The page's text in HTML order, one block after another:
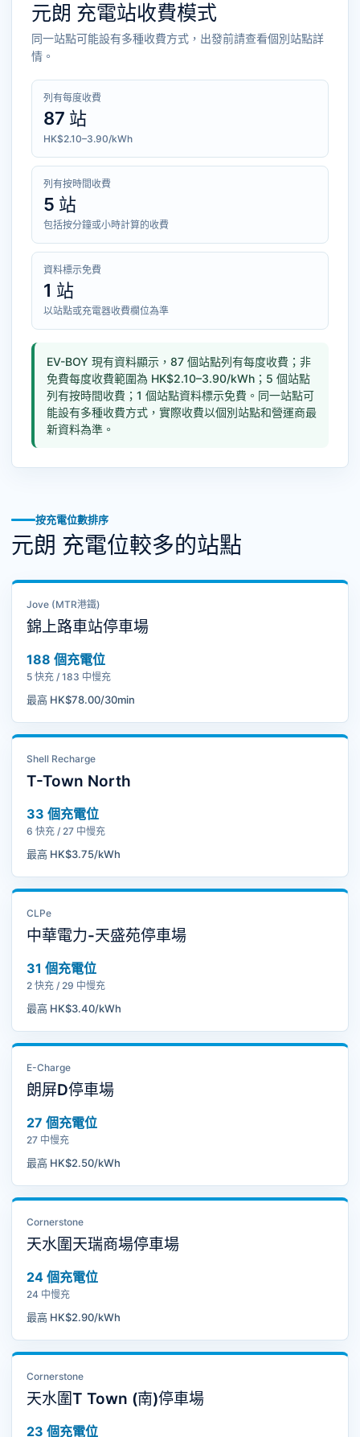
元朗 充電站收費模式
同一站點可能設有多種收費方式，出發前請查看個別站點詳
情。
列有每度收費
87 站
HK$2.10–3.90/kWh
列有按時間收費
5 站
包括按分鐘或小時計算的收費
資料標示免費
1 站
以站點或充電器收費欄位為準
EV-BOY 現有資料顯示，87 個站點列有每度收費；非
免費每度收費範圍為 HK$2.10–3.90/kWh；5 個站點
列有按時間收費；1 個站點資料標示免費。同一站點可
能設有多種收費方式，實際收費以個別站點和營運商最
新資料為準。
按充電位數排序
元朗 充電位較多的站點
Jove (MTR港鐵)
錦上路車站停車場
188 個充電位
5 快充 / 183 中慢充
最高 HK$78.00/30min
Shell Recharge
T-Town North
33 個充電位
6 快充 / 27 中慢充
最高 HK$3.75/kWh
CLPe
中華電力-天盛苑停⾞場
31 個充電位
2 快充 / 29 中慢充
最高 HK$3.40/kWh
E-Charge
朗屏D停車場
27 個充電位
27 中慢充
最高 HK$2.50/kWh
Cornerstone
天水圍天瑞商場停車場
24 個充電位
24 中慢充
最高 HK$2.90/kWh
Cornerstone
天水圍T Town (南)停車場
23 個充電位